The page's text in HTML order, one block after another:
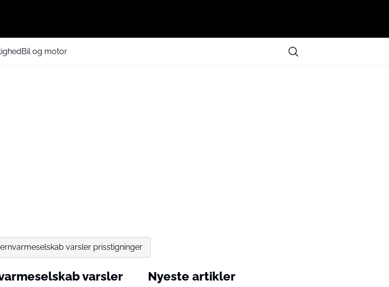
Bil og motor
varsler prisstigninger
varsler
Nyeste artikler